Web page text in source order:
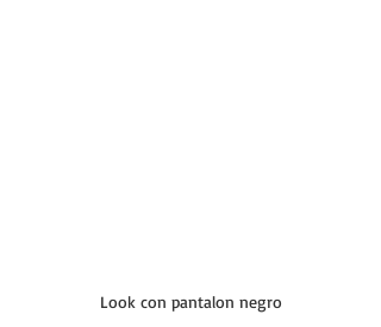
Look con pantalon negro